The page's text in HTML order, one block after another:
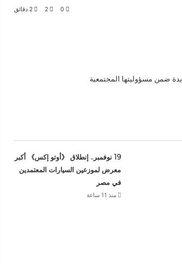
0
2
19 نوفمبر.. إنطلاق 《أوتو إكس》 أكبر
معرض لموزعين السيارات المعتمدين
في مصر
منذ 11 ساعة